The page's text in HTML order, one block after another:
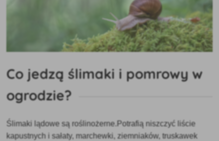
Co jedzą ślimaki i pomrowy w
ogrodzie?
Ślimaki lądowe są roślinożerne.Potrafią niszczyć liście
kapustnych i sałaty, marchewki, ziemniaków, truskawek